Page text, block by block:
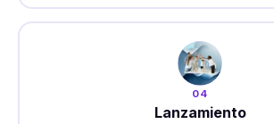
04
Lanzamiento